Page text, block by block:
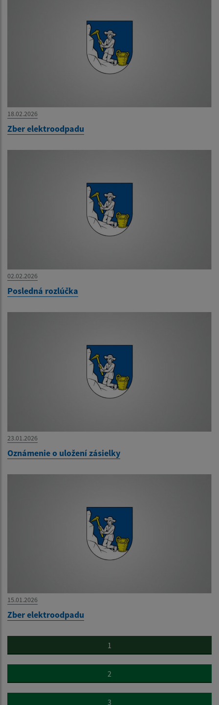
18.02.2026
Zber elektroodpadu
02.02.2026
Posledná rozlúčka
23.01.2026
Oznámenie o uložení zásielky
15.01.2026
Zber elektroodpadu
1
2
3